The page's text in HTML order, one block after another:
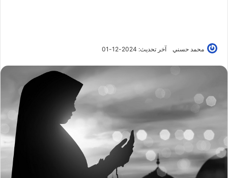
محمد حسني آخر تحديث: 2024-12-01